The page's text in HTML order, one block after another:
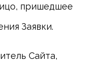
пришедшее
Заявки.
Сайта,